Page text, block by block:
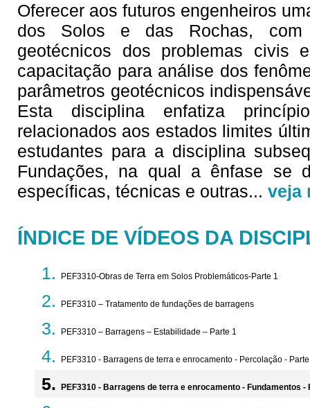
Oferecer aos futuros engenheiros
dos Solos e das Rochas, com
geotécnicos dos problemas civis
capacitação para análise dos
parâmetros geotécnicos
Esta disciplina enfatiza
relacionados aos estados limites
estudantes para a disciplina
Fundações, na qual a ênfase se
específicas, técnicas e outras... veja
ÍNDICE DE VÍDEOS DA
PEF3310-Obras de Terra em Solos Problemáticos-Parte 1
PEF3310 – Tratamento de fundações de barragens
PEF3310 – Barragens – Estabilidade – Parte 1
PEF3310 - Barragens de terra e enrocamento - Percolação -
PEF3310 - Barragens de terra e enrocamento - Fundamentos -